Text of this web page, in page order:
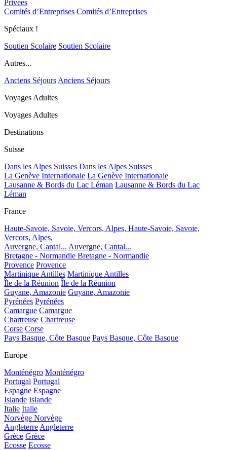
Privées
Comités d’Entreprises Comités d’Entreprises
Spéciaux !
Soutien Scolaire Soutien Scolaire
Autres...
Anciens Séjours Anciens Séjours
Voyages Adultes
Voyages Adultes
Destinations
Suisse
Dans les Alpes Suisses Dans les Alpes Suisses
La Genève Internationale La Genève Internationale
Lausanne & Bords du Lac Léman Lausanne & Bords du Lac
Léman
France
Haute-Savoie, Savoie, Vercors, Alpes, Haute-Savoie, Savoie,
Vercors, Alpes,
Auvergne, Cantal... Auvergne, Cantal...
Bretagne - Normandie Bretagne - Normandie
Provence Provence
Martinique Antilles Martinique Antilles
Île de la Réunion Île de la Réunion
Guyane, Amazonie Guyane, Amazonie
Pyrénées Pyrénées
Camargue Camargue
Chartreuse Chartreuse
Corse Corse
Pays Basque, Côte Basque Pays Basque, Côte Basque
Europe
Monténégro Monténégro
Portugal Portugal
Espagne Espagne
Islande Islande
Italie Italie
Norvège Norvège
Angleterre Angleterre
Grèce Grèce
Ecosse Ecosse